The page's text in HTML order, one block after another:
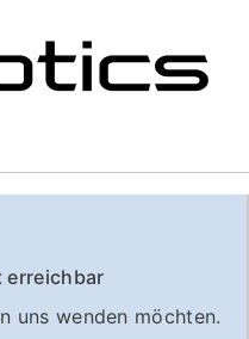
erreichbar
uns wenden möchten.